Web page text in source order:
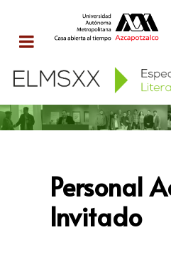
Personal
Invitado